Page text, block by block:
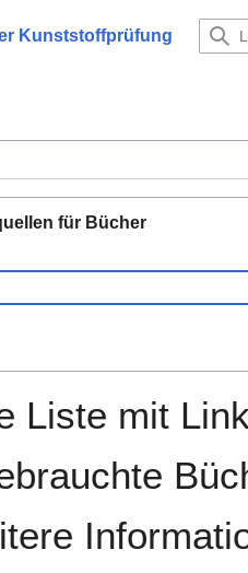
Kunststoffprüfung
für Bücher
Liste mit